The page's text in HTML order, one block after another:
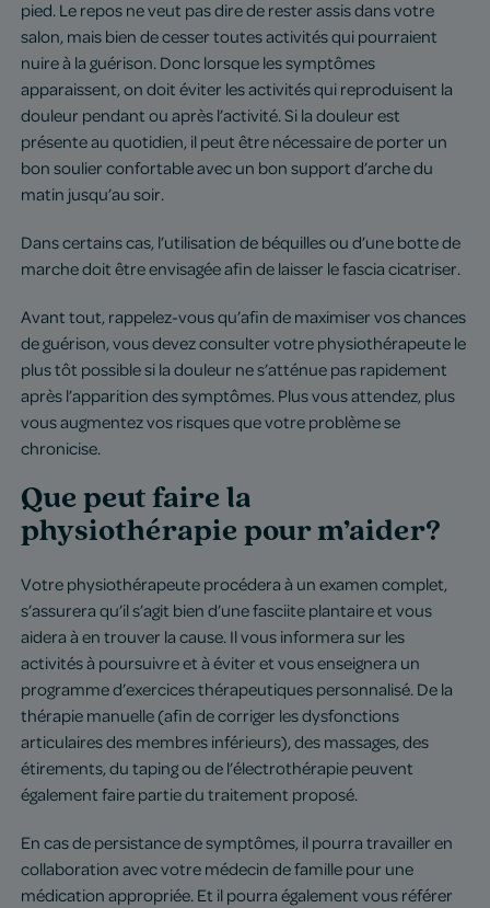
pied. Le repos ne veut pas dire de rester assis dans votre
salon, mais bien de cesser toutes activités qui pourraient
nuire à la guérison. Donc lorsque les symptômes
apparaissent, on doit éviter les activités qui reproduisent la
douleur pendant ou après l’activité. Si la douleur est
présente au quotidien, il peut être nécessaire de porter un
bon soulier confortable avec un bon support d’arche du
matin jusqu’au soir.
Dans certains cas, l’utilisation de béquilles ou d’une botte de
marche doit être envisagée afin de laisser le fascia cicatriser.
Avant tout, rappelez-vous qu’afin de maximiser vos chances
de guérison, vous devez consulter votre physiothérapeute le
plus tôt possible si la douleur ne s’atténue pas rapidement
après l’apparition des symptômes. Plus vous attendez, plus
vous augmentez vos risques que votre problème se
chronicise.
Que peut faire la
physiothérapie pour m’aider?
Votre physiothérapeute procédera à un examen complet,
s’assurera qu’il s’agit bien d’une fasciite plantaire et vous
aidera à en trouver la cause. Il vous informera sur les
activités à poursuivre et à éviter et vous enseignera un
programme d’exercices thérapeutiques personnalisé. De la
thérapie manuelle (afin de corriger les dysfonctions
articulaires des membres inférieurs), des massages, des
étirements, du taping ou de l’électrothérapie peuvent
également faire partie du traitement proposé.
En cas de persistance de symptômes, il pourra travailler en
collaboration avec votre médecin de famille pour une
médication appropriée. Et il pourra également vous référer